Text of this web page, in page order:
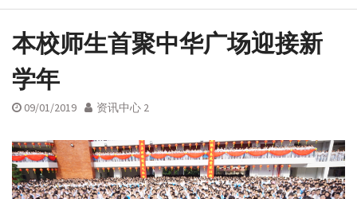
本校师生首聚中华广场迎接新
学年
09/01/2019 资讯中心 2